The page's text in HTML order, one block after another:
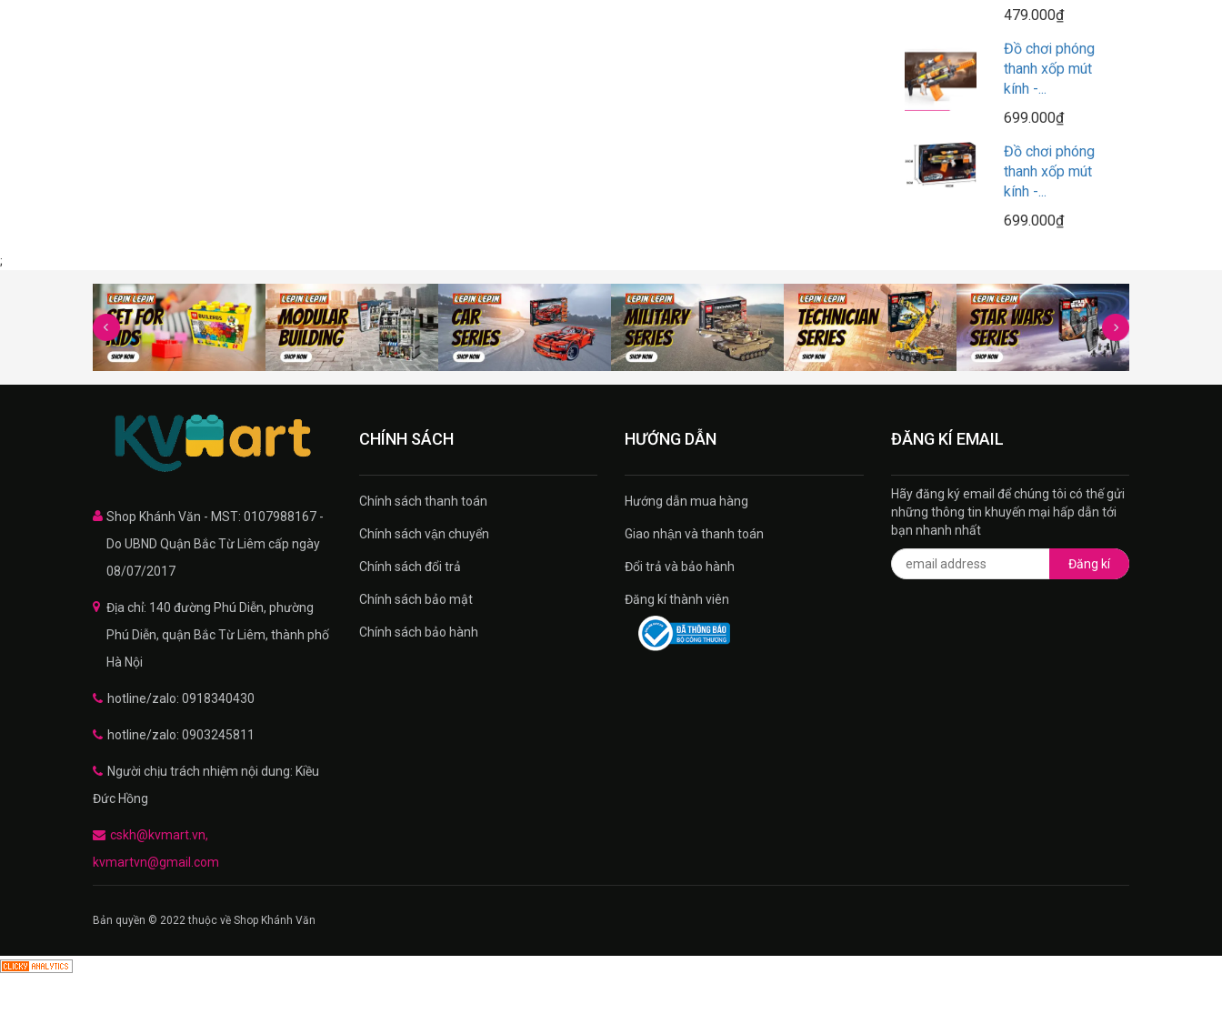
479.000₫
Đồ chơi phóng
thanh xốp mút
kính -...
699.000₫
Đồ chơi phóng
thanh xốp mút
kính -...
699.000₫
;
Shop Khánh Văn - MST: 0107988167 -
Do UBND Quận Bắc Từ Liêm cấp ngày
08/07/2017
Địa chỉ: 140 đường Phú Diễn, phường
Phú Diễn, quận Bắc Từ Liêm, thành phố
Hà Nội
hotline/zalo: 0918340430
hotline/zalo: 0903245811
Người chịu trách nhiệm nội dung: Kiều
Đức Hồng
cskh@kvmart.vn,
kvmartvn@gmail.com
CHÍNH SÁCH
Chính sách thanh toán
Chính sách vận chuyển
Chính sách đổi trả
Chính sách bảo mật
Chính sách bảo hành
HƯỚNG DẪN
Hướng dẫn mua hàng
Giao nhận và thanh toán
Đổi trả và bảo hành
Đăng kí thành viên
ĐĂNG KÍ EMAIL
Hãy đăng ký email để chúng tôi có thế gửi
những thông tin khuyến mại hấp dẫn tới
bạn nhanh nhất
Đăng kí
Bản quyền © 2022 thuộc về Shop Khánh Văn